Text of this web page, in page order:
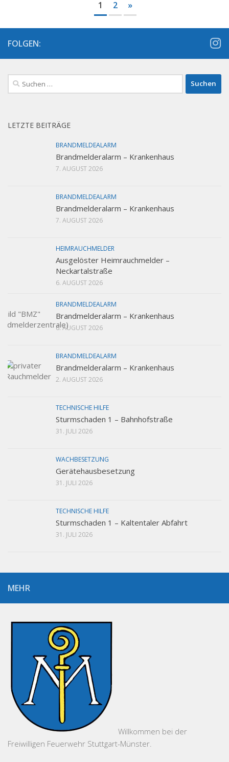
1 2 »
FOLGEN:
Suchen
nach:
LETZTE BEITRÄGE
BRANDMELDEALARM
Brandmelderalarm – Krankenhaus
7. AUGUST 2026
BRANDMELDEALARM
Brandmelderalarm – Krankenhaus
7. AUGUST 2026
HEIMRAUCHMELDER
Ausgelöster Heimrauchmelder –
Neckartalstraße
6. AUGUST 2026
BRANDMELDEALARM
Brandmelderalarm – Krankenhaus
6. AUGUST 2026
BRANDMELDEALARM
Brandmelderalarm – Krankenhaus
2. AUGUST 2026
TECHNISCHE HILFE
Sturmschaden 1 – Bahnhofstraße
31. JULI 2026
WACHBESETZUNG
Gerätehausbesetzung
31. JULI 2026
TECHNISCHE HILFE
Sturmschaden 1 – Kaltentaler Abfahrt
31. JULI 2026
MEHR
Willkommen bei der
Freiwilligen Feuerwehr Stuttgart-Münster.